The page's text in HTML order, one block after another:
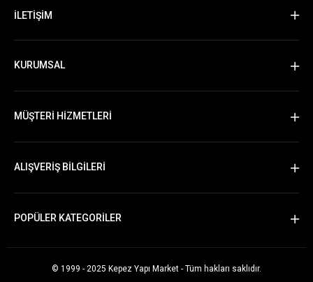
İLETİŞİM
KURUMSAL
MÜŞTERİ HİZMETLERİ
ALIŞVERİŞ BİLGİLERİ
POPÜLER KATEGORİLER
© 1999 - 2025 Kepez Yapı Market - Tüm hakları saklıdır.